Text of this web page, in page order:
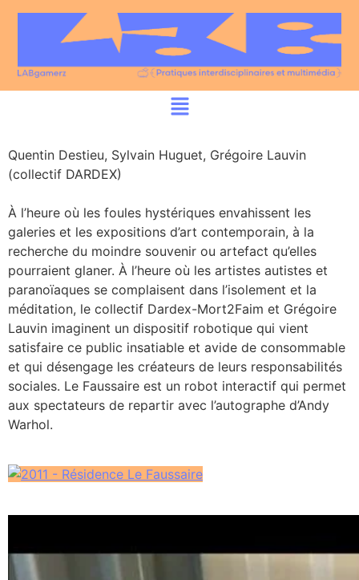
Quentin Destieu, Sylvain Huguet, Grégoire Lauvin
(collectif DARDEX)
À l’heure où les foules hystériques envahissent les
galeries et les expositions d’art contemporain, à la
recherche du moindre souvenir ou artefact qu’elles
pourraient glaner. À l’heure où les artistes autistes et
paranoïaques se complaisent dans l’isolement et la
méditation, le collectif Dardex-Mort2Faim et Grégoire
Lauvin imaginent un dispositif robotique qui vient
satisfaire ce public insatiable et avide de consommable
et qui désengage les créateurs de leurs responsabilités
sociales. Le Faussaire est un robot interactif qui permet
aux spectateurs de repartir avec l’autographe d’Andy
Warhol.